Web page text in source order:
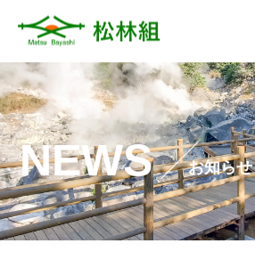
NEWS お知らせ
松林組について
事業内容
ICT施工について